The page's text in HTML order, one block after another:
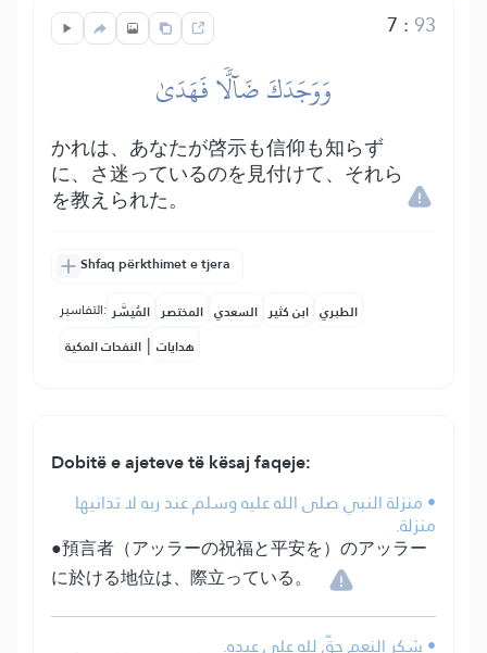
7 :93
وَوَجَدَكَ ضَآلّٗا فَهَدَىٰ
かれは、あなたが啓示も信仰も知らず
に、さ迷っているのを見付けて、それら
を教えられた。
Shfaq përkthimet e tjera
التفاسير: المُيسَّر المختصر السعدي ابن كثير الطبري
النفحات المكية | هدايات
Dobitë e ajeteve të kësaj faqeje:
• منزلة النبي صلى الله عليه وسلم عند ربه لا تدانيها
منزلة.
●預言者（アッラーの祝福と平安を）のアッラー
に於ける地位は、際立っている。
• شكر النعم حقّ لله على عبده.